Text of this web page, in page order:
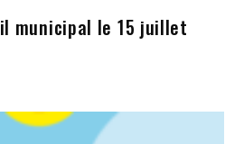
municipal le 15 juillet